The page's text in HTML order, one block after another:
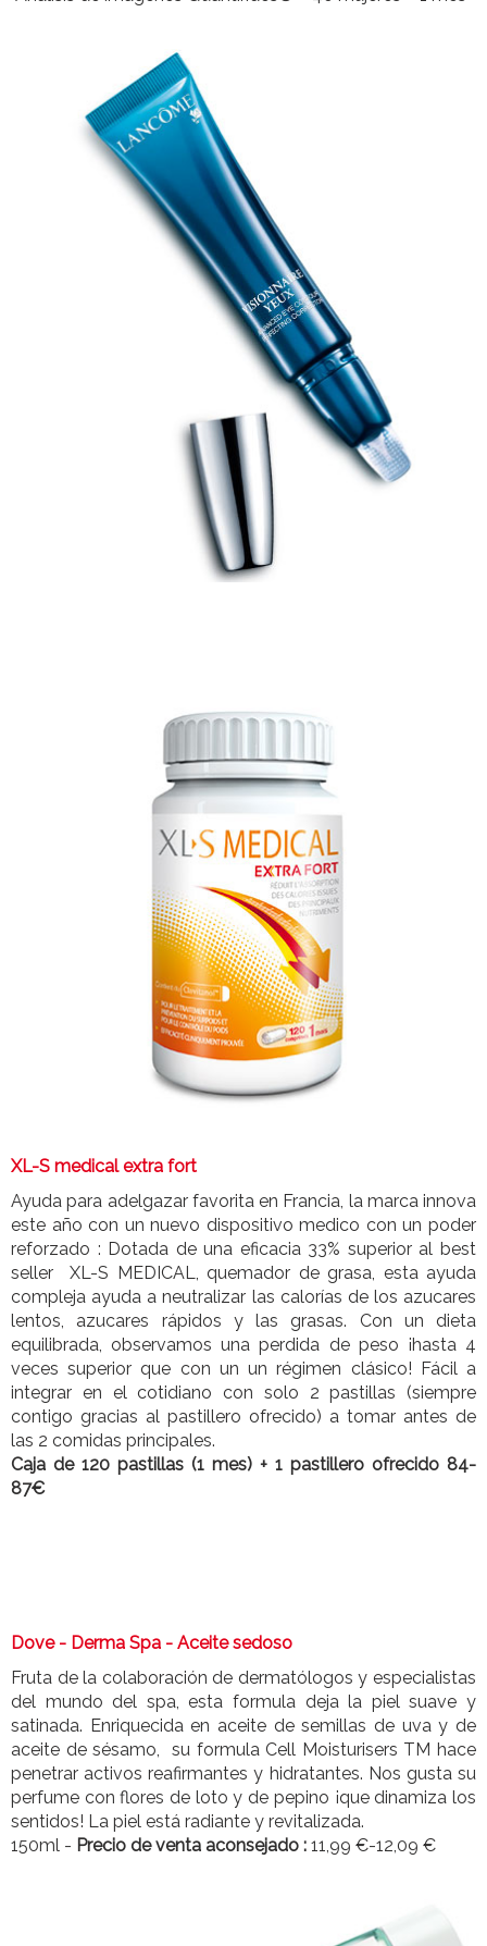
XL-S medical extra fort
Ayuda para adelgazar favorita en Francia, la marca innova
este año con un nuevo dispositivo medico con un poder
reforzado : Dotada de una eficacia 33% superior al best
seller XL-S MEDICAL, quemador de grasa, esta ayuda
compleja ayuda a neutralizar las calorías de los azucares
lentos, azucares rápidos y las grasas. Con un dieta
equilibrada, observamos una perdida de peso ¡hasta 4
veces superior que con un un régimen clásico! Fácil a
integrar en el cotidiano con solo 2 pastillas (siempre
contigo gracias al pastillero ofrecido) a tomar antes de
las 2 comidas principales.
Caja de 120 pastillas (1 mes) + 1 pastillero ofrecido 84-
87€
Dove - Derma Spa - Aceite sedoso
Fruta de la colaboración de dermatólogos y especialistas
del mundo del spa, esta formula deja la piel suave y
satinada. Enriquecida en aceite de semillas de uva y de
aceite de sésamo, su formula Cell Moisturisers TM hace
penetrar activos reafirmantes y hidratantes. Nos gusta su
perfume con flores de loto y de pepino ¡que dinamiza los
sentidos! La piel está radiante y revitalizada.
150ml - Precio de venta aconsejado : 11,99 €-12,09 €